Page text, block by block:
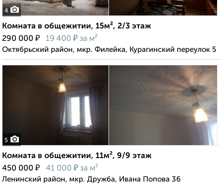
4
Комната в общежитии, 15м², 2/3 этаж
290 000 ₽ 19 400 ₽ за м²
Октябрьский район, мкр. Филейка, Курагинский переулок 5
5
Комната в общежитии, 11м², 9/9 этаж
450 000 ₽ 41 000 ₽ за м²
Ленинский район, мкр. Дружба, Ивана Попова 36